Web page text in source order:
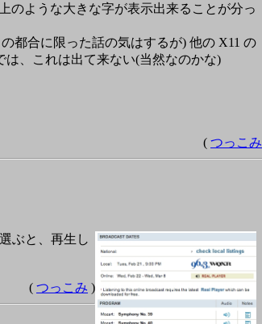
のような大きな字が表示出来ることが分っ
都合に限った話の気はするが) 他の X11 の
は、これは出て来ない(当然なのかな)
( つっこみ
ぶと、再生し
( つっこみ )